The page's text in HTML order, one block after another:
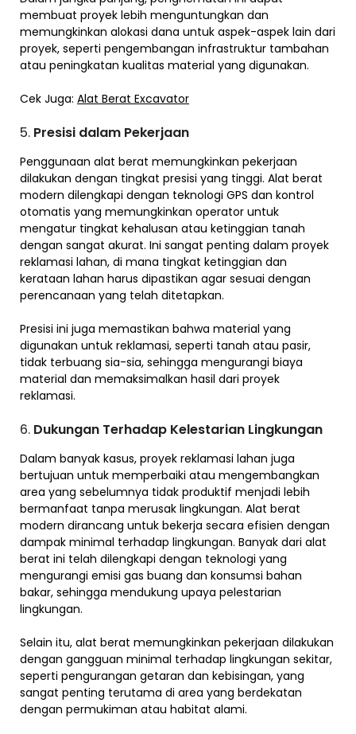
membuat proyek lebih menguntungkan dan
memungkinkan alokasi dana untuk aspek-aspek lain dari
proyek, seperti pengembangan infrastruktur tambahan
atau peningkatan kualitas material yang digunakan.
Cek Juga: Alat Berat Excavator
5. Presisi dalam Pekerjaan
Penggunaan alat berat memungkinkan pekerjaan
dilakukan dengan tingkat presisi yang tinggi. Alat berat
modern dilengkapi dengan teknologi GPS dan kontrol
otomatis yang memungkinkan operator untuk
mengatur tingkat kehalusan atau ketinggian tanah
dengan sangat akurat. Ini sangat penting dalam proyek
reklamasi lahan, di mana tingkat ketinggian dan
kerataan lahan harus dipastikan agar sesuai dengan
perencanaan yang telah ditetapkan.
Presisi ini juga memastikan bahwa material yang
digunakan untuk reklamasi, seperti tanah atau pasir,
tidak terbuang sia-sia, sehingga mengurangi biaya
material dan memaksimalkan hasil dari proyek
reklamasi.
6. Dukungan Terhadap Kelestarian Lingkungan
Dalam banyak kasus, proyek reklamasi lahan juga
bertujuan untuk memperbaiki atau mengembangkan
area yang sebelumnya tidak produktif menjadi lebih
bermanfaat tanpa merusak lingkungan. Alat berat
modern dirancang untuk bekerja secara efisien dengan
dampak minimal terhadap lingkungan. Banyak dari alat
berat ini telah dilengkapi dengan teknologi yang
mengurangi emisi gas buang dan konsumsi bahan
bakar, sehingga mendukung upaya pelestarian
lingkungan.
Selain itu, alat berat memungkinkan pekerjaan dilakukan
dengan gangguan minimal terhadap lingkungan sekitar,
seperti pengurangan getaran dan kebisingan, yang
sangat penting terutama di area yang berdekatan
dengan permukiman atau habitat alami.